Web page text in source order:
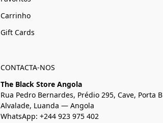
Carrinho
Gift Cards
CONTACTA-NOS
The Black Store Angola
Rua Pedro Bernardes, Prédio 295, Cave, Porta B
Alvalade, Luanda — Angola
WhatsApp: +244 923 975 402